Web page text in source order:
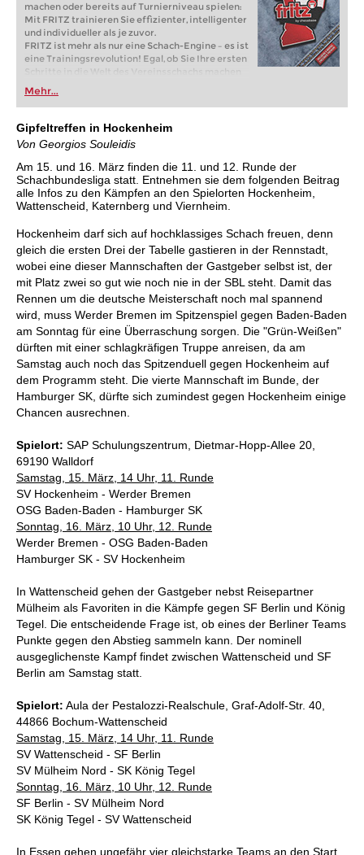
machen oder bereits auf Turnierniveau spielen:
Mit FRITZ trainieren Sie effizienter, intelligenter
und individueller als je zuvor.
FRITZ ist mehr als nur eine Schach-Engine – es ist
eine Trainingsrevolution! Egal, ob Sie Ihre ersten
Schritte in die Welt des Vereinsschachs machen
oder bereits auf Turnierniveau spielen: Mit
FRITZ trainieren Sie effizienter, intelligenter und
individueller als je zuvor.
Mehr...
Gipfeltreffen in Hockenheim
Von Georgios Souleidis
Am 15. und 16. März finden die 11. und 12. Runde der
Schachbundesliga statt. Entnehmen sie dem folgenden Beitrag
alle Infos zu den Kämpfen an den Spielorten Hockenheim,
Wattenscheid, Katernberg und Viernheim.
Hockenheim darf sich auf hochklassiges Schach freuen, denn
gleich die ersten Drei der Tabelle gastieren in der Rennstadt,
wobei eine dieser Mannschaften der Gastgeber selbst ist, der
mit Platz zwei so gut wie noch nie in der SBL steht. Damit das
Rennen um die deutsche Meisterschaft noch mal spannend
wird, muss Werder Bremen im Spitzenspiel gegen Baden-Baden
am Sonntag für eine Überraschung sorgen. Die "Grün-Weißen"
dürften mit einer schlagkräfigen Truppe anreisen, da am
Samstag auch noch das Spitzenduell gegen Hockenheim auf
dem Programm steht. Die vierte Mannschaft im Bunde, der
Hamburger SK, dürfte sich zumindest gegen Hockenheim einige
Chancen ausrechnen.
Spielort: SAP Schulungszentrum, Dietmar-Hopp-Allee 20,
69190 Walldorf
Samstag, 15. März, 14 Uhr, 11. Runde
SV Hockenheim - Werder Bremen
OSG Baden-Baden - Hamburger SK
Sonntag, 16. März, 10 Uhr, 12. Runde
Werder Bremen - OSG Baden-Baden
Hamburger SK - SV Hockenheim
In Wattenscheid gehen der Gastgeber nebst Reisepartner
Mülheim als Favoriten in die Kämpfe gegen SF Berlin und König
Tegel. Die entscheidende Frage ist, ob eines der Berliner Teams
Punkte gegen den Abstieg sammeln kann. Der nominell
ausgeglichenste Kampf findet zwischen Wattenscheid und SF
Berlin am Samstag statt.
Spielort: Aula der Pestalozzi-Realschule, Graf-Adolf-Str. 40,
44866 Bochum-Wattenscheid
Samstag, 15. März, 14 Uhr, 11. Runde
SV Wattenscheid - SF Berlin
SV Mülheim Nord - SK König Tegel
Sonntag, 16. März, 10 Uhr, 12. Runde
SF Berlin - SV Mülheim Nord
SK König Tegel - SV Wattenscheid
In Essen gehen ungefähr vier gleichstarke Teams an den Start,